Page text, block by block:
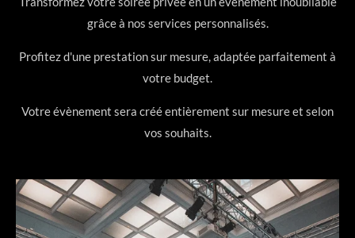
grâce à nos services personnalisés.
Profitez d'une prestation sur mesure, adaptée parfaitement à
votre budget.
Votre évènement sera créé entièrement sur mesure et selon
vos souhaits.